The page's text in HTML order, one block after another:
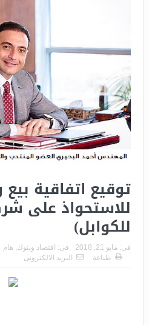
توقيع اتفاقية
للاستحواذ على
للكوابل)
فى: مايو 21, 2018 فى: اقتصاد وبنوك, هام
طباعة
البريد الالكترونى